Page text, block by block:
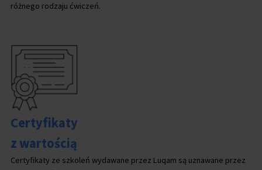
różnego rodzaju ćwiczeń.
Certyfikaty
z wartością
Certyfikaty ze szkoleń wydawane przez Luqam są uznawane przez